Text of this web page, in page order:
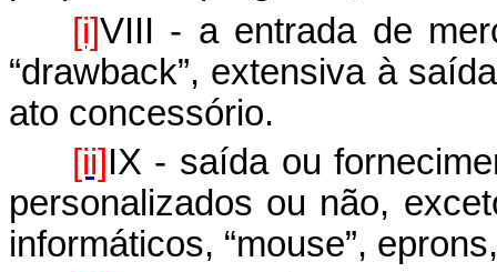
[i]VIII - a entrada de
“drawback”, extensiva à
ato concessório.
[ii] IX - saída ou
personalizados ou não,
informáticos, “mouse”,